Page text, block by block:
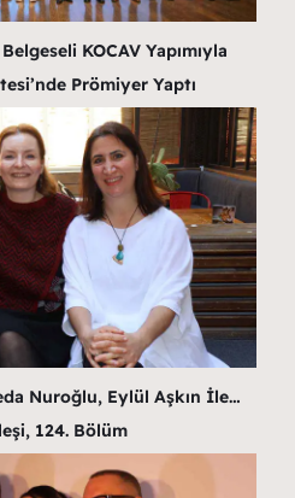
KOCAV Yapımıyla
Prömiyer Yaptı
Nuroğlu, Eylül Aşkın İle…
124. Bölüm